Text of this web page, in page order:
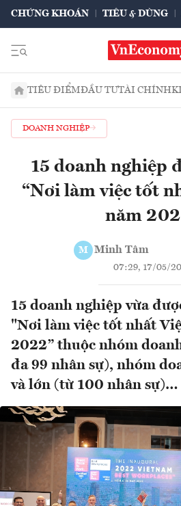
CHỨNG KHOÁN TIÊU & DÙNG
TIÊU ĐIỂMĐẦU TƯTÀI CHÍNH
DOANH NGHIỆP
15 doanh nghiệp
“Nơi làm việc tốt
năm
M Minh Tâm
07:29, 17/05/
15 doanh nghiệp vừa
"Nơi làm việc tốt nhất
2022” thuộc nhóm
đa 99 nhân sự), nhóm
và lớn (từ 100 nhân sự)…